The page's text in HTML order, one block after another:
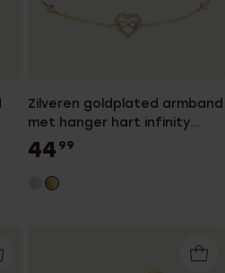
Zilveren goldplated armband
met hanger hart infinity
zirkonia
44 99